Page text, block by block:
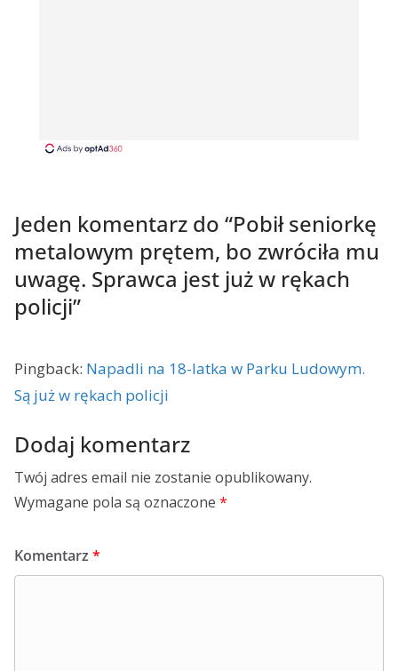
Jeden komentarz do “Pobił seniorkę
metalowym prętem, bo zwróciła mu
uwagę. Sprawca jest już w rękach
policji”
Pingback: Napadli na 18-latka w Parku Ludowym.
Są już w rękach policji
Dodaj komentarz
Twój adres email nie zostanie opublikowany.
Wymagane pola są oznaczone *
Komentarz *